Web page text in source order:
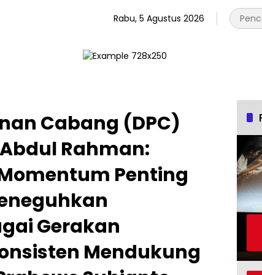
Rabu, 5 Agustus 2026
Cabang (DPC)
Rahman:
Penting
Gerakan
Mendukung